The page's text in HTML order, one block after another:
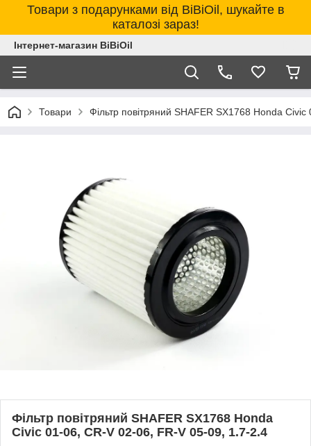
Товари з подарунками від BiBiOil, шукайте в
каталозі зараз!
Інтернет-магазин BiBiOil
Товари Фільтр повітряний SHAFER SX1768 Honda
Фільтр повітряний SHAFER SX1768 Honda
Civic 01-06, CR-V 02-06, FR-V 05-09, 1.7-2.4